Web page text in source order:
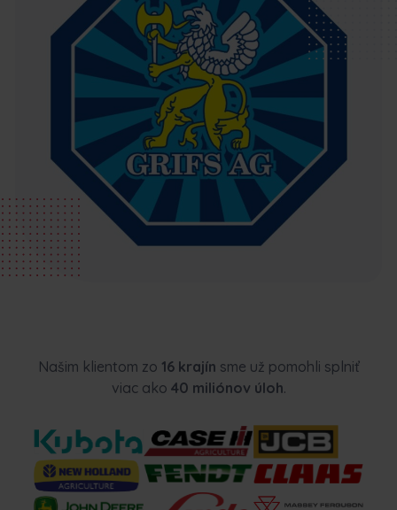
Našim klientom zo 16 krajín sme už pomohli splniť
viac ako 40 miliónov úloh.